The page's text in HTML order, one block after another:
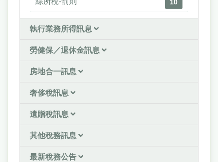
10
執行業務所得訊息
勞健保／退休金訊息
房地合一訊息
奢侈稅訊息
遺贈稅訊息
其他稅務訊息
最新稅務公告